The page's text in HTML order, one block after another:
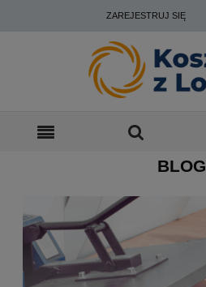
ZAREJESTRUJ SIĘ
BLOG